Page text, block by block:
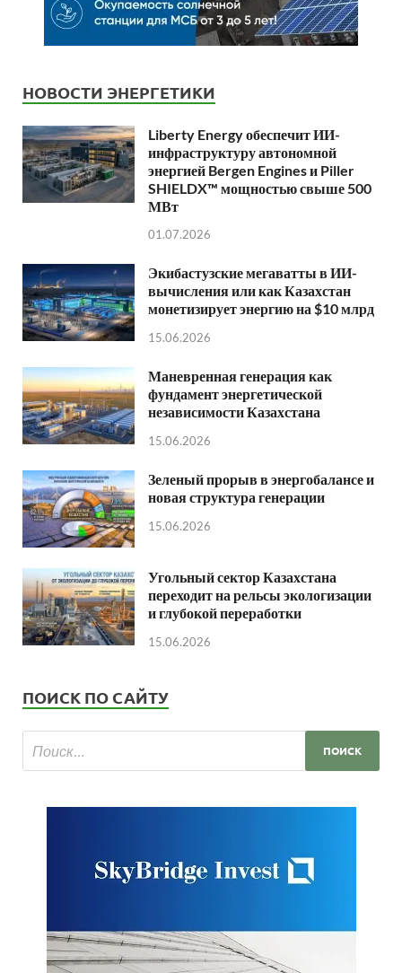
НОВОСТИ ЭНЕРГЕТИКИ
Liberty Energy обеспечит ИИ-
инфраструктуру автономной
энергией Bergen Engines и Piller
SHIELDX™ мощностью свыше 500
МВт
01.07.2026
Экибастузские мегаватты в ИИ-
вычисления или как Казахстан
монетизирует энергию на $10 млрд
15.06.2026
Маневренная генерация как
фундамент энергетической
независимости Казахстана
15.06.2026
Зеленый прорыв в энергобалансе и
новая структура генерации
15.06.2026
Угольный сектор Казахстана
переходит на рельсы экологизации
и глубокой переработки
15.06.2026
ПОИСК ПО САЙТУ